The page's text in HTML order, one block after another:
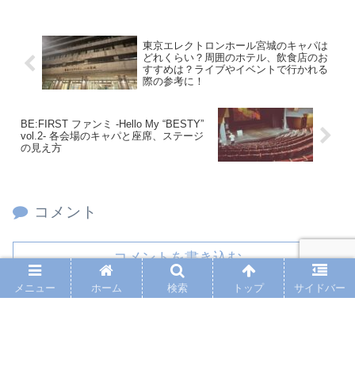
東京エレクトロンホール宮城のキャパは
どれくらい？周囲のホテル、飲食店のお
すすめは？ライブやイベントで行かれる
際の参考に！
BE:FIRST ファンミ -Hello My “BESTY”
vol.2- 各会場のキャパと座席、ステージ
の見え方
コメント
コメントを書き込む
ホーム LIVE
メニュー ホーム 検索 トップ サイドバー